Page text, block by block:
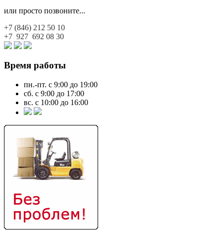
или просто позвоните...
+7 (846) 212 50 10
+7 927 692 08 30
Время работы
пн.-пт. с 9:00 до 19:00
сб. с 9:00 до 17:00
вс. с 10:00 до 16:00